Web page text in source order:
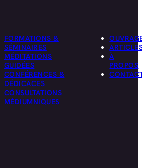
FORMATIONS &
SÉMINAIRES
MÉDITATIONS
GUIDÉES
CONFÉRENCES &
DÉDICACES
CONSULTATIONS
MÉDIUMNIQUES
À
PROPOS